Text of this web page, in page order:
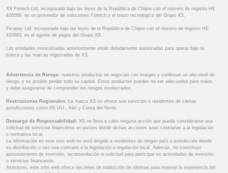
XS Fintech Ltd, incorporado bajo las leyes de la República de Chipre con el número de registro HE
426566, es un proveedor de soluciones Fintech y el brazo tecnológico del Grupo XS.
Ficupay Ltd, incorporada bajo las leyes de la República de Chipre con el número de registro HE
433983, es el agente de pagos del Grupo XS.
Las entidades mencionadas anteriormente están debidamente autorizadas para operar bajo la
marca y las marcas registradas de XS.
Advertencia de Riesgo: nuestros productos se negocian con margen y conllevan un alto nivel de
riesgo, y es posible perder todo su capital. Estos productos pueden no ser adecuados para todos,
y debe asegurarse de comprender los riesgos involucrados.
Restricciones Regionales: La marca XS no ofrece sus servicios a residentes de ciertas
jurisdicciones como EE.UU., Irán y Corea del Norte.
Descargo de Responsabilidad: XS no lleva a cabo ninguna acción que pueda considerarse una
solicitud de servicios financieros en países donde dichas acciones sean contrarias a la legislación
o normativa local.
La información en este sitio web no está dirigida a residentes de ningún país o jurisdicción donde
su distribución o uso sea contrario a la legislación o regulación local. Además, no constituye
asesoramiento de inversión, recomendación ni solicitud para participar en actividades de inversión
o servicios financieros.
Asimismo, este sitio web ofrece opciones de traducción de idiomas para mejorar la experiencia del